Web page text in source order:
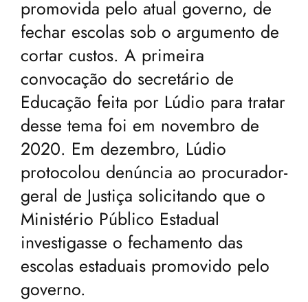
promovida pelo atual governo, de
fechar escolas sob o argumento de
cortar custos. A primeira
convocação do secretário de
Educação feita por Lúdio para tratar
desse tema foi em novembro de
2020. Em dezembro, Lúdio
protocolou denúncia ao procurador-
geral de Justiça solicitando que o
Ministério Público Estadual
investigasse o fechamento das
escolas estaduais promovido pelo
governo.